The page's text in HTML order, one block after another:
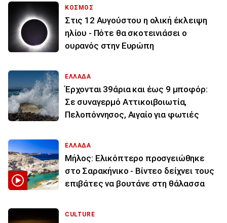
ΚΟΣΜΟΣ
Στις 12 Αυγούστου η ολική έκλειψη
ηλίου - Πότε θα σκοτεινιάσει ο
ουρανός στην Ευρώπη
ΕΛΛΑΔΑ
Έρχονται 39άρια και έως 9 μποφόρ:
Σε συναγερμό Αττικοιβοιωτία,
Πελοπόννησος, Αιγαίο για φωτιές
ΕΛΛΑΔΑ
Μήλος: Ελικόπτερο προσγειώθηκε
στο Σαρακήνικο - Βίντεο δείχνει τους
επιβάτες να βουτάνε στη θάλασσα
CULTURE